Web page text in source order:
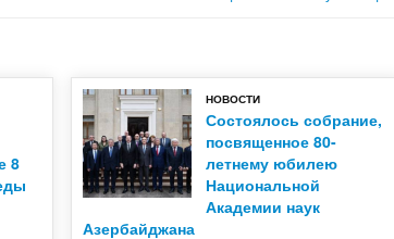
8
НОВОСТИ
Состоялось собрание,
посвященное 80-
летнему юбилею
Национальной
Академии наук
Азербайджана